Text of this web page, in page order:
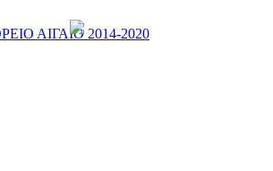
ΑΙΓΑΙΟ 2014-2020